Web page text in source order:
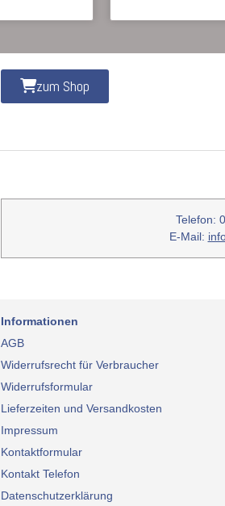
zum Shop
Telefon:
E-Mail:
Informationen
AGB
Widerrufsrecht für Verbraucher
Widerrufsformular
Lieferzeiten und Versandkosten
Impressum
Kontaktformular
Kontakt Telefon
Datenschutzerklärung